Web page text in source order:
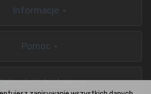
Informacje
Pomoc
i dostawa